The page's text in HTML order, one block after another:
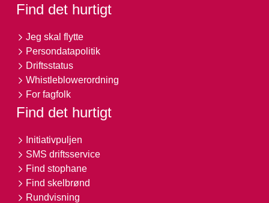
Find det hurtigt
Jeg skal flytte
Persondatapolitik
Driftsstatus
Whistleblowerordning
For fagfolk
Find det hurtigt
Initiativpuljen
SMS driftsservice
Find stophane
Find skelbrønd
Rundvisning